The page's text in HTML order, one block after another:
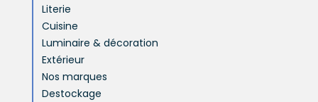
Literie
Cuisine
Luminaire & décoration
Extérieur
Nos marques
Destockage